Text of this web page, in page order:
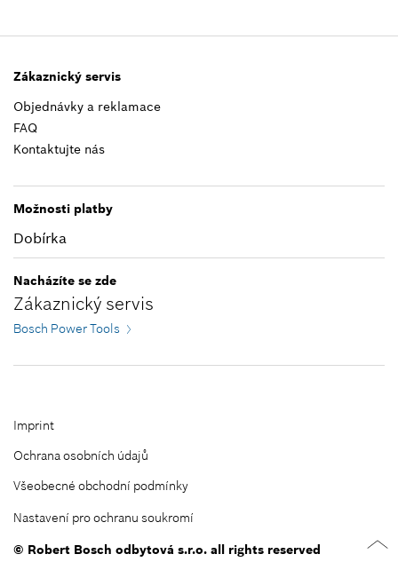
Stát ID
Zavřít filtry
Zákaznický servis
Objednávky a reklamace
FAQ
Kontaktujte nás
Možnosti platby
Dobírka
Nacházíte se zde
Zákaznický servis
Bosch Power Tools
Imprint
Ochrana osobních údajů
Všeobecné obchodní podmínky
Nastavení pro ochranu soukromí
© Robert Bosch odbytová s.r.o. all rights reserved